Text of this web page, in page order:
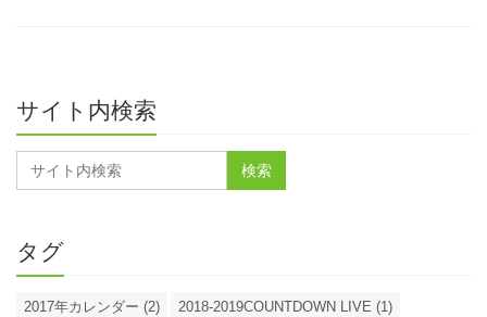
サイト内検索
タグ
2017年カレンダー (2) 2018-2019COUNTDOWN LIVE (1)